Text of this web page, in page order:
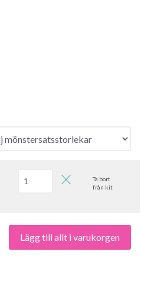
Ta bort
från kit
Lägg till allt i varukorgen